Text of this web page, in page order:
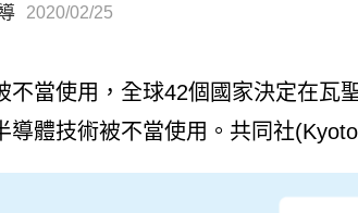
2020/02/25
不當使用，全球42個國家決定在瓦
導體技術被不當使用。共同社